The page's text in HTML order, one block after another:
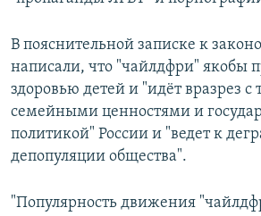
В пояснительной записке к
написали, что "чайлдфри" якобы
здоровью детей и "идёт вразрез
семейными ценностями и
политикой" России и "ведет к
депопуляции общества".
"Популярность движения